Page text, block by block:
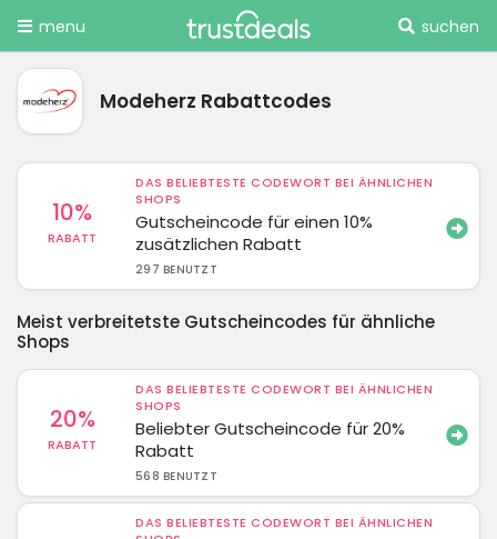
menu suchen
Modeherz Rabattcodes
10%
RABATT
DAS BELIEBTESTE CODEWORT BEI ÄHNLICHEN
SHOPS
Gutscheincode für einen 10%
zusätzlichen Rabatt
297 BENUTZT
Meist verbreitetste Gutscheincodes für ähnliche
Shops
20%
RABATT
DAS BELIEBTESTE CODEWORT BEI ÄHNLICHEN
SHOPS
Beliebter Gutscheincode für 20%
Rabatt
568 BENUTZT
DAS BELIEBTESTE CODEWORT BEI ÄHNLICHEN